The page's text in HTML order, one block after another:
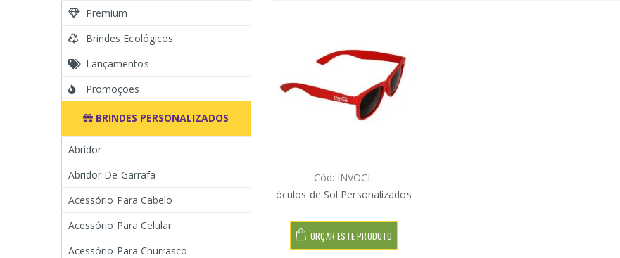
Cód: INVOCL
óculos de Sol Personalizados
ORÇAR ESTE PRODUTO
Premium
Brindes Ecológicos
Lançamentos
Promoções
BRINDES PERSONALIZADOS
Abridor
Abridor De Garrafa
Acessório Para Cabelo
Acessório Para Celular
Acessório Para Churrasco